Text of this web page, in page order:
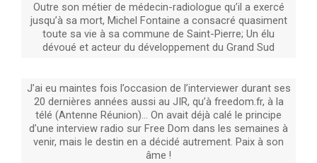
Outre son métier de médecin-radiologue qu’il a exercé
jusqu’à sa mort, Michel Fontaine a consacré quasiment
toute sa vie à sa commune de Saint-Pierre; Un élu
dévoué et acteur du développement du Grand Sud
J’ai eu maintes fois l’occasion de l’interviewer durant ses
20 dernières années aussi au JIR, qu’à freedom.fr, à la
télé (Antenne Réunion)… On avait déjà calé le principe
d’une interview radio sur Free Dom dans les semaines à
venir, mais le destin en a décidé autrement. Paix à son
âme !